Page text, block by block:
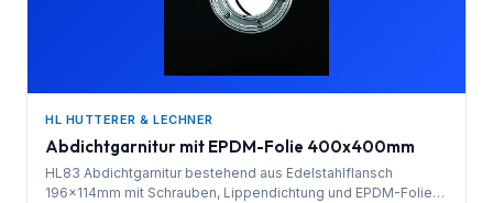
HL HUTTERER & LECHNER
Abdichtgarnitur mit EPDM-Folie 400x400mm
HL83 Abdichtgarnitur bestehend aus Edelstahlflansch
196x114mm mit Schrauben, Lippendichtung und EPDM-Folie